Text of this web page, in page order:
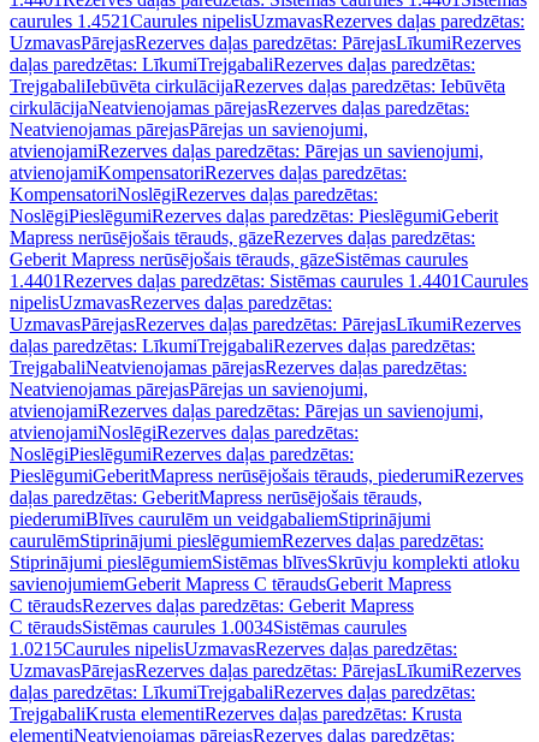
caurules 1.4521Caurules nipelisUzmavasRezerves daļas paredzētas:
UzmavasPārejasRezerves daļas paredzētas: PārejasLīkumiRezerves
daļas paredzētas: LīkumiTrejgabaliRezerves daļas paredzētas:
TrejgabaliIebūvēta cirkulācijaRezerves daļas paredzētas: Iebūvēta
cirkulācijaNeatvienojamas pārejasRezerves daļas paredzētas:
Neatvienojamas pārejasPārejas un savienojumi,
atvienojamiRezerves daļas paredzētas: Pārejas un savienojumi,
atvienojamiKompensatoriRezerves daļas paredzētas:
KompensatoriNoslēgiRezerves daļas paredzētas:
NoslēgiPieslēgumiRezerves daļas paredzētas: PieslēgumiGeberit
Mapress nerūsējošais tērauds, gāzeRezerves daļas paredzētas:
Geberit Mapress nerūsējošais tērauds, gāzeSistēmas caurules
1.4401Rezerves daļas paredzētas: Sistēmas caurules 1.4401Caurules
nipelisUzmavasRezerves daļas paredzētas:
UzmavasPārejasRezerves daļas paredzētas: PārejasLīkumiRezerves
daļas paredzētas: LīkumiTrejgabaliRezerves daļas paredzētas:
TrejgabaliNeatvienojamas pārejasRezerves daļas paredzētas:
Neatvienojamas pārejasPārejas un savienojumi,
atvienojamiRezerves daļas paredzētas: Pārejas un savienojumi,
atvienojamiNoslēgiRezerves daļas paredzētas:
NoslēgiPieslēgumiRezerves daļas paredzētas:
PieslēgumiGeberitMapress nerūsējošais tērauds, piederumiRezerves
daļas paredzētas: GeberitMapress nerūsējošais tērauds,
piederumiBlīves caurulēm un veidgabaliemStiprinājumi
caurulēmStiprinājumi pieslēgumiemRezerves daļas paredzētas:
Stiprinājumi pieslēgumiemSistēmas blīvesSkrūvju komplekti atloku
savienojumiemGeberit Mapress C tēraudsGeberit Mapress
C tēraudsRezerves daļas paredzētas: Geberit Mapress
C tēraudsSistēmas caurules 1.0034Sistēmas caurules
1.0215Caurules nipelisUzmavasRezerves daļas paredzētas:
UzmavasPārejasRezerves daļas paredzētas: PārejasLīkumiRezerves
daļas paredzētas: LīkumiTrejgabaliRezerves daļas paredzētas:
TrejgabaliKrusta elementiRezerves daļas paredzētas: Krusta
elementiNeatvienojamas pārejasRezerves daļas paredzētas: